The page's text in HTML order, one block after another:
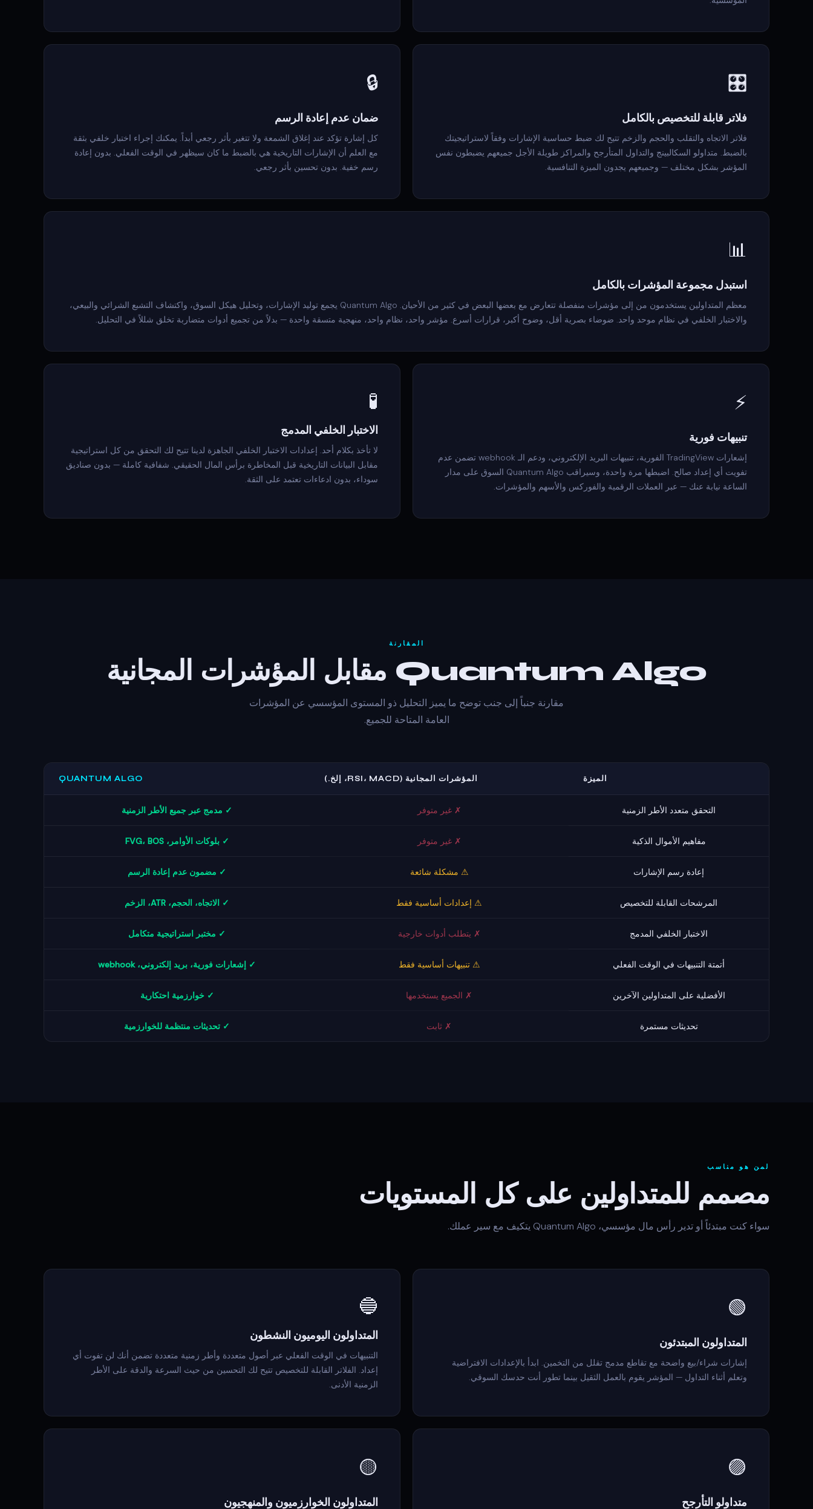
🎛️
فلاتر قابلة للتخصيص بالكامل
فلاتر الاتجاه والتقلب والحجم والزخم تتيح لك ضبط حساسية الإشارات وفقاً لاستراتيجيتك
بالضبط. متداولو السكالبينج والتداول المتأرجح والمراكز طويلة الأجل جميعهم يضبطون نفس
المؤشر بشكل مختلف — وجميعهم يجدون الميزة التنافسية.
🔒
ضمان عدم إعادة الرسم
كل إشارة تؤكد عند إغلاق الشمعة ولا تتغير بأثر رجعي أبداً. يمكنك إجراء اختبار خلفي بثقة
مع العلم أن الإشارات التاريخية هي بالضبط ما كان سيظهر في الوقت الفعلي. بدون إعادة
رسم خفية. بدون تحسين بأثر رجعي.
📊
استبدل مجموعة المؤشرات بالكامل
معظم المتداولين يستخدمون من إلى مؤشرات منفصلة تتعارض مع بعضها البعض في كثير من الأحيان. Quantum Algo يجمع توليد الإشارات، وتحليل هيكل السوق، واكتشاف التشبع الشرائي والبيعي،
والاختبار الخلفي في نظام موحد واحد. ضوضاء بصرية أقل، وضوح أكبر، قرارات أسرع. مؤشر واحد، نظام واحد، منهجية متسقة واحدة — بدلاً من تجميع أدوات متضاربة تخلق شللاً في التحليل.
⚡
تنبيهات فورية
إشعارات TradingView الفورية، تنبيهات البريد الإلكتروني، ودعم الـ webhook تضمن عدم
تفويت أي إعداد صالح. اضبطها مرة واحدة، وسيراقب Quantum Algo السوق على مدار
الساعة نيابة عنك — عبر العملات الرقمية والفوركس والأسهم والمؤشرات.
🧪
الاختبار الخلفي المدمج
لا تأخذ بكلام أحد. إعدادات الاختبار الخلفي الجاهزة لدينا تتيح لك التحقق من كل استراتيجية
مقابل البيانات التاريخية قبل المخاطرة برأس المال الحقيقي. شفافية كاملة — بدون صناديق
سوداء، بدون ادعاءات تعتمد على الثقة.
المقارنة
Quantum Algo مقابل المؤشرات المجانية
مقارنة جنباً إلى جنب توضح ما يميز التحليل ذو المستوى المؤسسي عن المؤشرات
العامة المتاحة للجميع.
الميزة المؤشرات المجانية (RSI، MACD، إلخ.) QUANTUM ALGO
التحقق متعدد الأطر الزمنية ✗ غير متوفر ✓ مدمج عبر جميع الأطر الزمنية
مفاهيم الأموال الذكية ✗ غير متوفر ✓ بلوكات الأوامر، FVG، BOS
إعادة رسم الإشارات ⚠ مشكلة شائعة ✓ مضمون عدم إعادة الرسم
المرشحات القابلة للتخصيص ⚠ إعدادات أساسية فقط ✓ الاتجاه، الحجم، ATR، الزخم
الاختبار الخلفي المدمج ✗ يتطلب أدوات خارجية ✓ مختبر استراتيجية متكامل
أتمتة التنبيهات في الوقت الفعلي ⚠ تنبيهات أساسية فقط ✓ إشعارات فورية، بريد إلكتروني، webhook
الأفضلية على المتداولين الآخرين ✗ الجميع يستخدمها ✓ خوارزمية احتكارية
تحديثات مستمرة ✗ ثابت ✓ تحديثات منتظمة للخوارزمية
لمن هو مناسب
مصمم للمتداولين على كل المستويات
سواء كنت مبتدئاً أو تدير رأس مال مؤسسي، Quantum Algo يتكيف مع سير عملك.
🟢
المتداولون المبتدئون
إشارات شراء/بيع واضحة مع تقاطع مدمج تقلل من التخمين. ابدأ بالإعدادات الافتراضية
وتعلم أثناء التداول — المؤشر يقوم بالعمل الثقيل بينما تطور أنت حدسك السوقي.
🔵
المتداولون اليوميون النشطون
التنبيهات في الوقت الفعلي عبر أصول متعددة وأطر زمنية متعددة تضمن أنك لن تفوت أي
إعداد. الفلاتر القابلة للتخصيص تتيح لك التحسين من حيث السرعة والدقة على الأطر
الزمنية الأدنى.
🟣
متداولو التأرجح
🟡
المتداولون الخوارزميون والمنهجيون